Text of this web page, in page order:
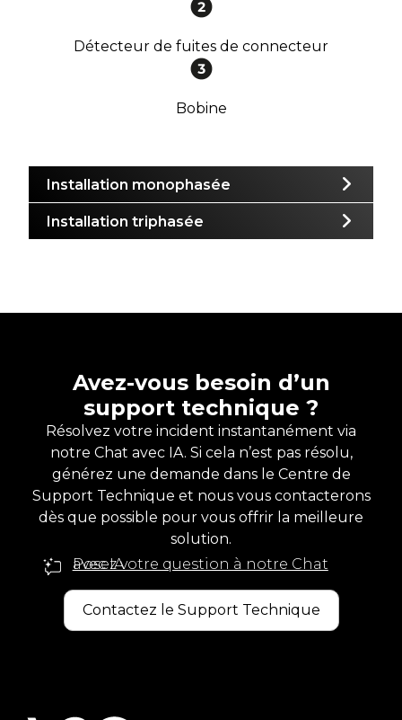
Détecteur de fuites de connecteur
Bobine
Installation monophasée
Installation triphasée
Avez-vous besoin d’un
support technique ?
Résolvez votre incident instantanément via
notre Chat avec IA. Si cela n’est pas résolu,
générez une demande dans le Centre de
Support Technique et nous vous contacterons
dès que possible pour vous offrir la meilleure
solution.
Posez votre question à notre Chat avec IA
Contactez le Support Technique